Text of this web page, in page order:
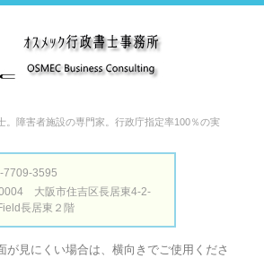
。障害者施設の専門家。行政庁指定率100％の実
7709-3595
大阪市住吉区長居東4-2-
長居東２階
見にくい場合は、横向きでご使用くださ